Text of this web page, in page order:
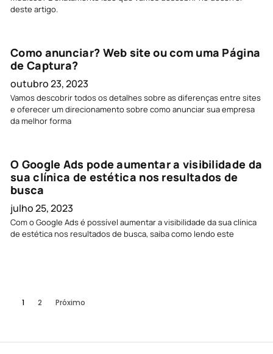
deste artigo.
Como anunciar? Web site ou com uma Página
de Captura?
outubro 23, 2023
Vamos descobrir todos os detalhes sobre as diferenças entre sites
e oferecer um direcionamento sobre como anunciar sua empresa
da melhor forma
O Google Ads pode aumentar a visibilidade da
sua clínica de estética nos resultados de
busca
julho 25, 2023
Com o Google Ads é possível aumentar a visibilidade da sua clínica
de estética nos resultados de busca, saiba como lendo este
1 2 Próximo